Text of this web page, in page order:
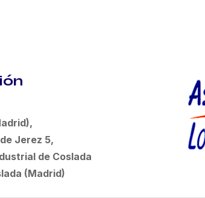
Jerez 5,
de Coslada
(Madrid)